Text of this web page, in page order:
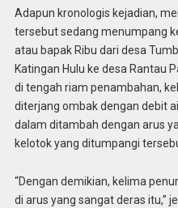
Adapun kronologis kejadian,
tersebut sedang menumpang
atau bapak Ribu dari desa
Katingan Hulu ke desa Rantau
di tengah riam penambahan,
diterjang ombak dengan debit
dalam ditambah dengan arus
kelotok yang ditumpangi
“Dengan demikian, kelima
di arus yang sangat deras itu,”